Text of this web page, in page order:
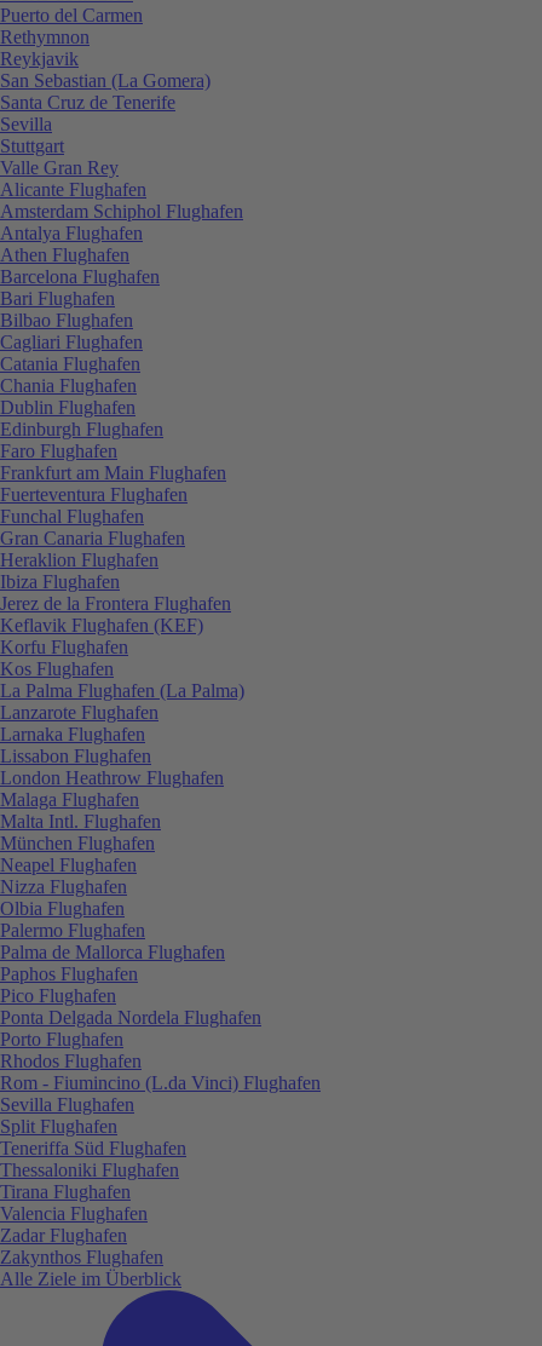
Puerto del Carmen
Rethymnon
Reykjavik
San Sebastian (La Gomera)
Santa Cruz de Tenerife
Sevilla
Stuttgart
Valle Gran Rey
Alicante Flughafen
Amsterdam Schiphol Flughafen
Antalya Flughafen
Athen Flughafen
Barcelona Flughafen
Bari Flughafen
Bilbao Flughafen
Cagliari Flughafen
Catania Flughafen
Chania Flughafen
Dublin Flughafen
Edinburgh Flughafen
Faro Flughafen
Frankfurt am Main Flughafen
Fuerteventura Flughafen
Funchal Flughafen
Gran Canaria Flughafen
Heraklion Flughafen
Ibiza Flughafen
Jerez de la Frontera Flughafen
Keflavik Flughafen (KEF)
Korfu Flughafen
Kos Flughafen
La Palma Flughafen (La Palma)
Lanzarote Flughafen
Larnaka Flughafen
Lissabon Flughafen
London Heathrow Flughafen
Malaga Flughafen
Malta Intl. Flughafen
München Flughafen
Neapel Flughafen
Nizza Flughafen
Olbia Flughafen
Palermo Flughafen
Palma de Mallorca Flughafen
Paphos Flughafen
Pico Flughafen
Ponta Delgada Nordela Flughafen
Porto Flughafen
Rhodos Flughafen
Rom - Fiumincino (L.da Vinci) Flughafen
Sevilla Flughafen
Split Flughafen
Teneriffa Süd Flughafen
Thessaloniki Flughafen
Tirana Flughafen
Valencia Flughafen
Zadar Flughafen
Zakynthos Flughafen
Alle Ziele im Überblick